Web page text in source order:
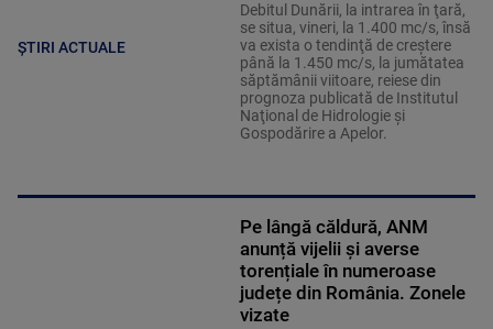
ȘTIRI ACTUALE
Debitul Dunării, la intrarea în ţară,
se situa, vineri, la 1.400 mc/s, însă
va exista o tendinţă de creştere
până la 1.450 mc/s, la jumătatea
săptămânii viitoare, reiese din
prognoza publicată de Institutul
Naţional de Hidrologie şi
Gospodărire a Apelor.
Pe lângă căldură, ANM
anunță vijelii și averse
torențiale în numeroase
județe din România. Zonele
vizate